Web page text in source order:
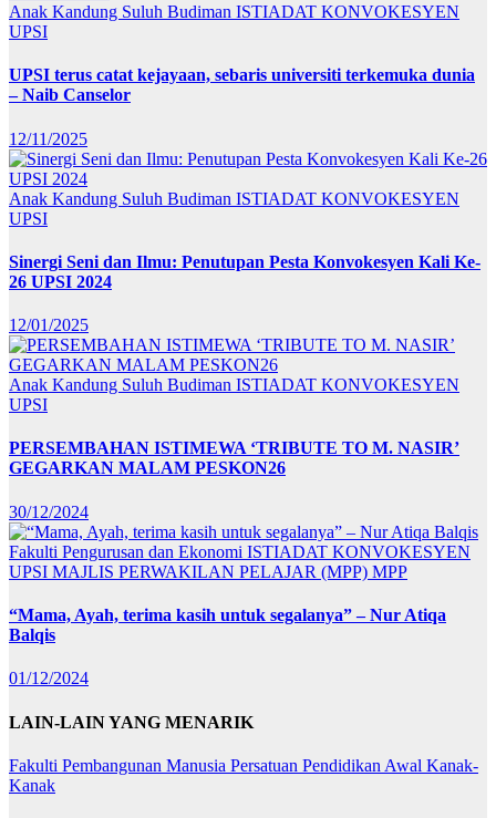
Anak Kandung Suluh Budiman ISTIADAT KONVOKESYEN
UPSI
UPSI terus catat kejayaan, sebaris universiti terkemuka dunia
– Naib Canselor
12/11/2025
Anak Kandung Suluh Budiman ISTIADAT KONVOKESYEN
UPSI
Sinergi Seni dan Ilmu: Penutupan Pesta Konvokesyen Kali Ke-
26 UPSI 2024
12/01/2025
Anak Kandung Suluh Budiman ISTIADAT KONVOKESYEN
UPSI
PERSEMBAHAN ISTIMEWA ‘TRIBUTE TO M. NASIR’
GEGARKAN MALAM PESKON26
30/12/2024
Fakulti Pengurusan dan Ekonomi ISTIADAT KONVOKESYEN
UPSI MAJLIS PERWAKILAN PELAJAR (MPP) MPP
“Mama, Ayah, terima kasih untuk segalanya” – Nur Atiqa
Balqis
01/12/2024
LAIN-LAIN YANG MENARIK
Fakulti Pembangunan Manusia Persatuan Pendidikan Awal Kanak-
Kanak